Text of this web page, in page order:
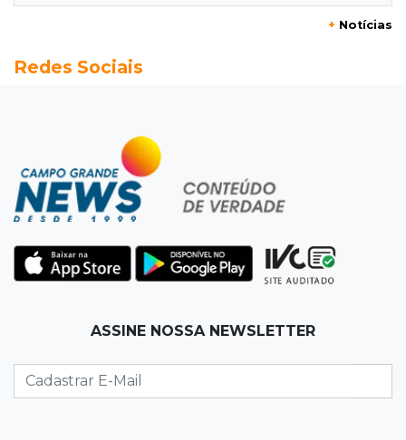
Seleções em MS têm salários de até R$ 8,2 mil;
Jardim Itatiaia
Vigia é amarrado durante roubo de carro e
dois caminhões em pátio
Corinthians vence Bragantino por 2 a 0 e sobe
para 7º no Brasileirão
Na Vila Belmiro
lugar no Brasileirão
+ Notícias
Redes Sociais
ASSINE NOSSA NEWSLETTER